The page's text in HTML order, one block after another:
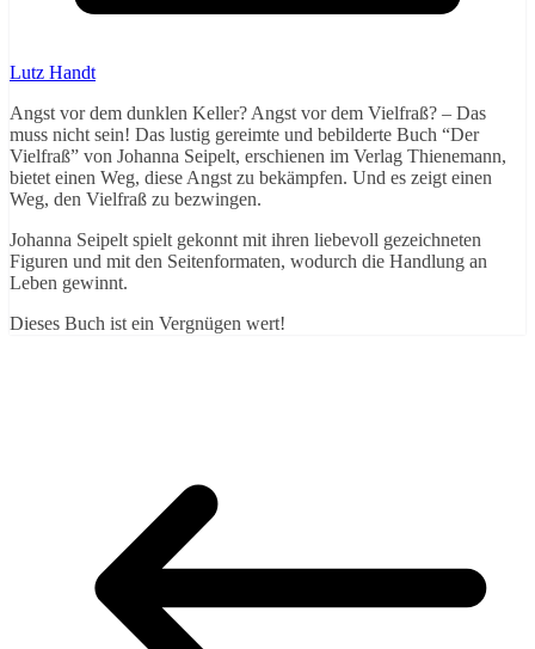
Lutz Handt
Angst vor dem dunklen Keller? Angst vor dem Vielfraß? – Das
muss nicht sein! Das lustig gereimte und bebilderte Buch “Der
Vielfraß” von Johanna Seipelt, erschienen im Verlag Thienemann,
bietet einen Weg, diese Angst zu bekämpfen. Und es zeigt einen
Weg, den Vielfraß zu bezwingen.
Johanna Seipelt spielt gekonnt mit ihren liebevoll gezeichneten
Figuren und mit den Seitenformaten, wodurch die Handlung an
Leben gewinnt.
Dieses Buch ist ein Vergnügen wert!